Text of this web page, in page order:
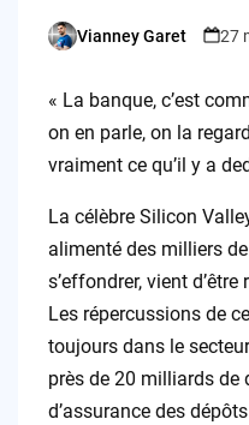
Posted
Vianney Garet 27
« La banque, c’est
on en parle, on la
vraiment ce qu’il y a
La célèbre Silicon
alimenté des milliers
s’effondrer, vient
Les répercussions de
toujours dans le
près de 20 milliards de
d’assurance des